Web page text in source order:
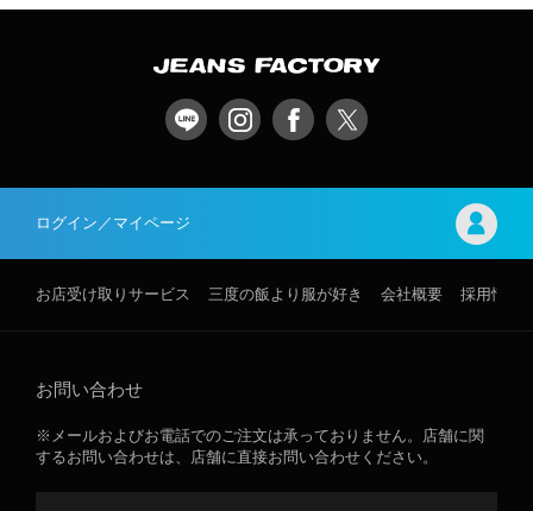
ログイン／マイページ
お店受け取りサービス 三度の飯より服が好き 会社概要 採用情報
お問い合わせ
※メールおよびお電話でのご注文は承っておりません。店舗に関
するお問い合わせは、店舗に直接お問い合わせください。